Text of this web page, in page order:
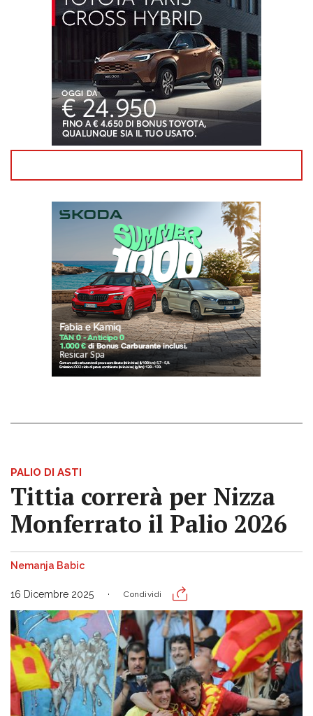
PALIO DI ASTI
Tittia correrà per Nizza
Monferrato il Palio 2026
Nemanja Babic
16 Dicembre 2025 Condividi